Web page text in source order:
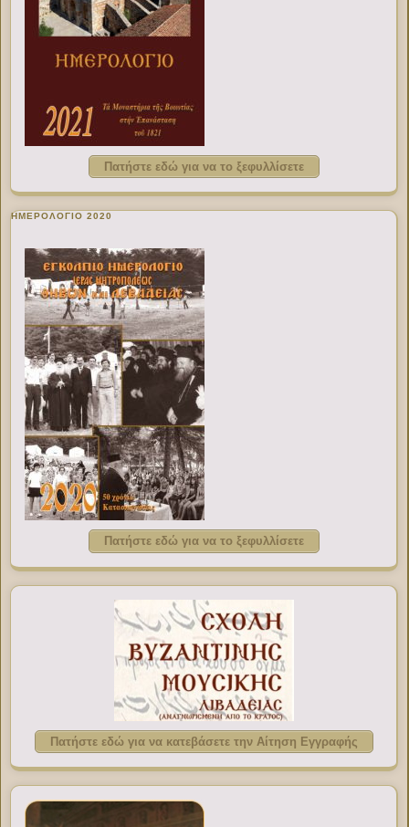
Πατήστε εδώ για να το ξεφυλλίσετε
ΗΜΕΡΟΛΟΓΙΟ 2020
Πατήστε εδώ για να το ξεφυλλίσετε
Πατήστε εδώ για να κατεβάσετε την Αίτηση Εγγραφής